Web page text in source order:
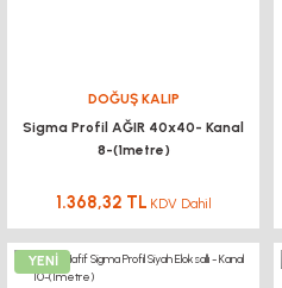
DOĞUŞ KALIP
Sigma Profil AĞIR 40x40- Kanal
8-(1metre)
1.368,32 TL KDV Dahil
YENİ